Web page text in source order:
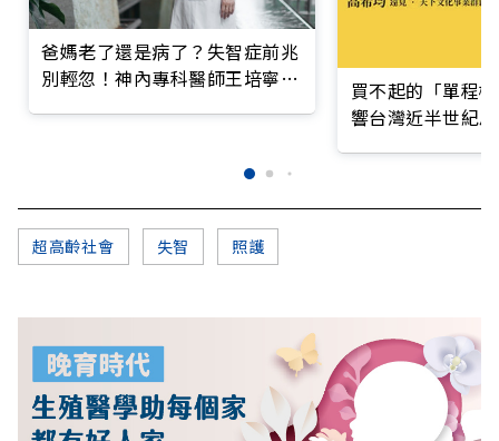
爸媽老了還是病了？失智症前兆
別輕忽！神內專科醫師王培寧呼
買不起的「單程
響台灣近半世紀
超高齡社會 失智 照護